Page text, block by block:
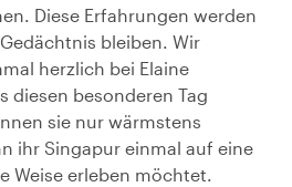
Diese Erfahrungen werden
bleiben. Wir
herzlich bei Elaine
diesen besonderen Tag
sie nur wärmstens
ihr Singapur einmal auf eine
Weise erleben möchtet.